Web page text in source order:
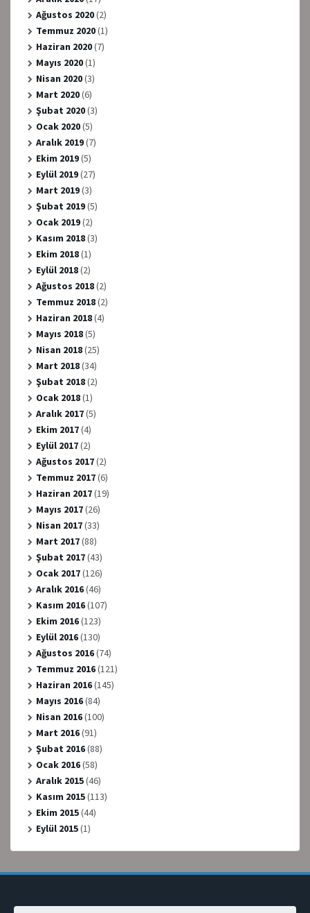
Ağustos 2020(2)
Temmuz 2020(1)
Haziran 2020(7)
Mayıs 2020(1)
Nisan 2020(3)
Mart 2020(6)
Şubat 2020(3)
Ocak 2020(5)
Aralık 2019(7)
Ekim 2019(5)
Eylül 2019(27)
Mart 2019(3)
Şubat 2019(5)
Ocak 2019(2)
Kasım 2018(3)
Ekim 2018(1)
Eylül 2018(2)
Ağustos 2018(2)
Temmuz 2018(2)
Haziran 2018(4)
Mayıs 2018(5)
Nisan 2018(25)
Mart 2018(34)
Şubat 2018(2)
Ocak 2018(1)
Aralık 2017(5)
Ekim 2017(4)
Eylül 2017(2)
Ağustos 2017(2)
Temmuz 2017(6)
Haziran 2017(19)
Mayıs 2017(26)
Nisan 2017(33)
Mart 2017(88)
Şubat 2017(43)
Ocak 2017(126)
Aralık 2016(46)
Kasım 2016(107)
Ekim 2016(123)
Eylül 2016(130)
Ağustos 2016(74)
Temmuz 2016(121)
Haziran 2016(145)
Mayıs 2016(84)
Nisan 2016(100)
Mart 2016(91)
Şubat 2016(88)
Ocak 2016(58)
Aralık 2015(46)
Kasım 2015(113)
Ekim 2015(44)
Eylül 2015(1)